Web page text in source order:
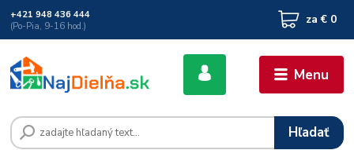
Menu
Hľadať
+421 948 436 444
(Po-Pia, 9-16 hod.)
za € 0